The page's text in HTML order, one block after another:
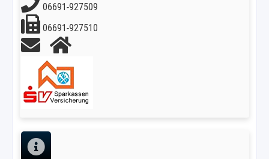
06691-927509
06691-927510